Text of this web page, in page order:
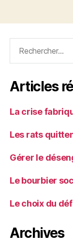
Articles
La crise
Les rats
Gérer le
Le bourbier
Le choix du
Archives